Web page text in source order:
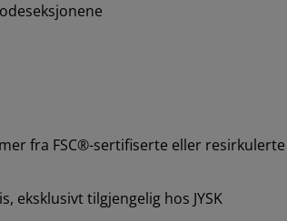
fra FSC®-sertifiserte eller
eksklusivt tilgjengelig hos JYSK